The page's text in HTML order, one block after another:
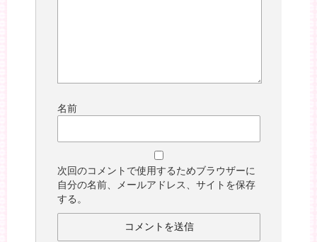
名前
次回のコメントで使用するためブラウザーに
自分の名前、メールアドレス、サイトを保存
する。